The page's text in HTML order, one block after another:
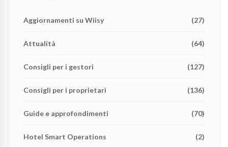
Aggiornamenti su Wiisy (27)
Attualità (64)
Consigli per i gestori (127)
Consigli per i proprietari (136)
Guide e approfondimenti (70)
Hotel Smart Operations (2)